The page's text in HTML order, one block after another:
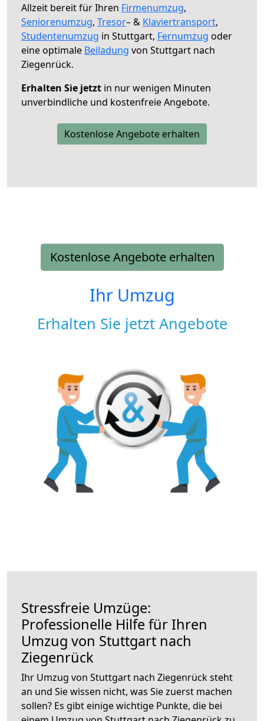
Allzeit bereit für Ihren Firmenumzug,
Seniorenumzug, Tresor– & Klaviertransport,
Studentenumzug in Stuttgart, Fernumzug oder
eine optimale Beiladung von Stuttgart nach
Ziegenrück.
Erhalten Sie jetzt in nur wenigen Minuten
unverbindliche und kostenfreie Angebote.
Kostenlose Angebote erhalten
Kostenlose Angebote erhalten
Ihr Umzug
Erhalten Sie jetzt Angebote
Stressfreie Umzüge:
Professionelle Hilfe für Ihren
Umzug von Stuttgart nach
Ziegenrück
Ihr Umzug von Stuttgart nach Ziegenrück steht
an und Sie wissen nicht, was Sie zuerst machen
sollen? Es gibt einige wichtige Punkte, die bei